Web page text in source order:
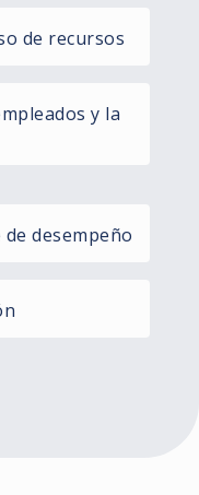
de recursos​
y la
desempeño​